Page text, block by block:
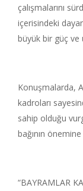
çalışmalarını
içerisindeki
büyük bir güç
Konuşmalarda,
kadroları
sahip olduğu
bağının
“BAYRAMLAR